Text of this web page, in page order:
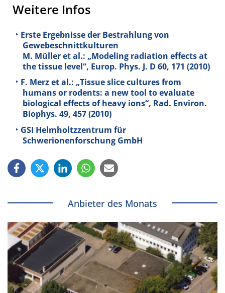
Weitere Infos
Erste Ergebnisse der Bestrahlung von
Gewebeschnittkulturen
M. Müller et al.: „Modeling radiation effects at
the tissue level“, Europ. Phys. J. D 60, 171 (2010)
F. Merz et al.: „Tissue slice cultures from
humans or rodents: a new tool to evaluate
biological effects of heavy ions“, Rad. Environ.
Biophys. 49, 457 (2010)
GSI Helmholtzzentrum für
Schwerionenforschung GmbH
Anbieter des Monats